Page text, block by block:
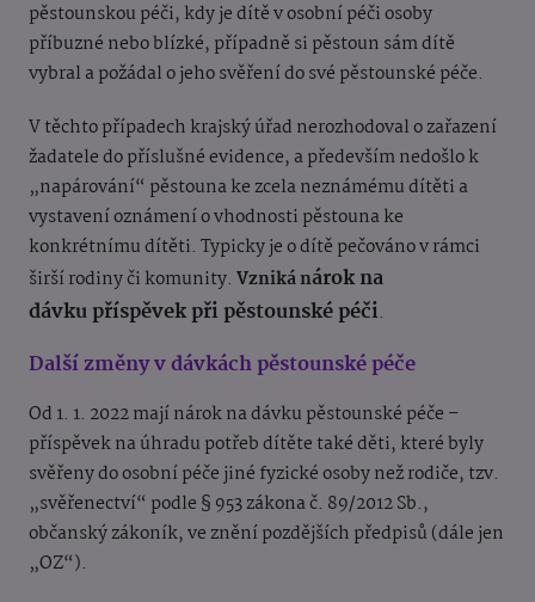
pěstounskou péči, kdy je dítě v osobní péči osoby
příbuzné nebo blízké, případně si pěstoun sám dítě
vybral a požádal o jeho svěření do své pěstounské péče.
V těchto případech krajský úřad nerozhodoval o zařazení
žadatele do příslušné evidence, a především nedošlo k
„napárování“ pěstouna ke zcela neznámému dítěti a
vystavení oznámení o vhodnosti pěstouna ke
konkrétnímu dítěti. Typicky je o dítě pečováno v rámci
širší rodiny či komunity. Vzniká nárok na
dávku příspěvek při pěstounské péči.
Další změny v dávkách pěstounské péče
Od 1. 1. 2022 mají nárok na dávku pěstounské péče –
příspěvek na úhradu potřeb dítěte také děti, které byly
svěřeny do osobní péče jiné fyzické osoby než rodiče, tzv.
„svěřenectví“ podle § 953 zákona č. 89/2012 Sb.,
občanský zákoník, ve znění pozdějších předpisů (dále jen
„OZ“).